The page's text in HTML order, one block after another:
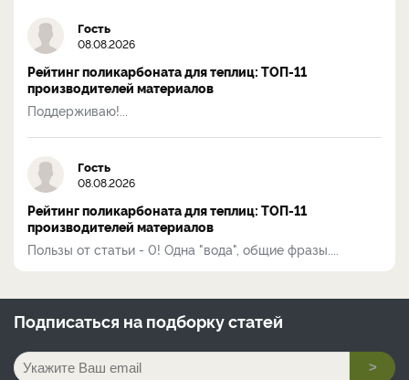
Гость
08.08.2026
Рейтинг поликарбоната для теплиц: ТОП-11
производителей материалов
Поддерживаю!...
Гость
08.08.2026
Рейтинг поликарбоната для теплиц: ТОП-11
производителей материалов
Пользы от статьи - 0! Одна "вода", общие фразы....
Подписаться на подборку статей
>